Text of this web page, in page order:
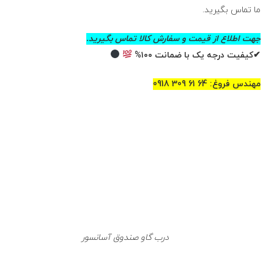
ما تماس بگیرید.
جهت اطلاع از قیمت و سفارش کالا تماس بگیرید.
✔کیفیت درجه یک با ضمانت ۱۰۰%
مهندس فروغ: 64 61 309 0918
درب گاو صندوق آسانسور